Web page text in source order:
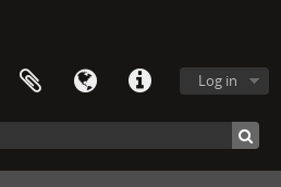
Log in